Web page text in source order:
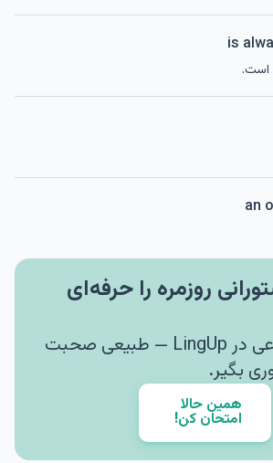
is
است.
an
روزمره را حرفه‌ای
با هوش مصنوعی در LingUp — طبیعی صحبت
بگیر.
همین حالا
امتحان کن!